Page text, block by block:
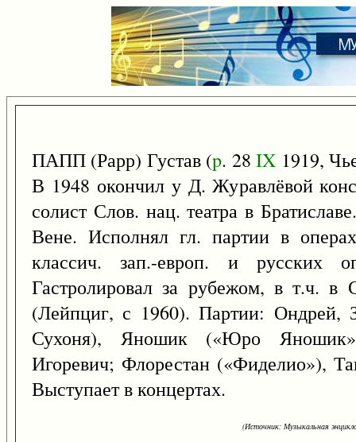
ПАПП (Рарр) Густав (p. 28IX 1919,
В 1948 окончил у Д. Журавлёвой
солист Слов. нац. театра в
Вене. Исполнял гл. партии в
классич. зап.-европ. и русских
Гастролировал за рубежом, в т.ч.
(Лейпциг, с 1960). Партии: Ондрей,
Сухоня), Яношик («Юро
Игоревич; Флорестан («Фиделио»),
Выступает в концертах.
(Источник: Музыкальная